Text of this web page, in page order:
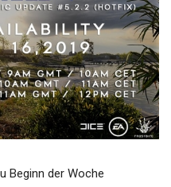
Beginn der Woche